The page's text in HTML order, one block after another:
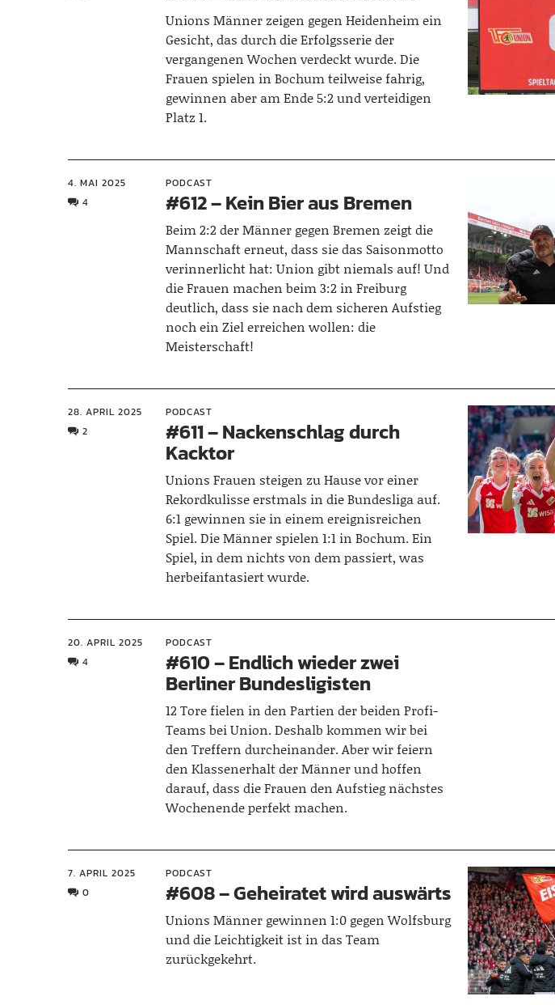
Unions Männer zeigen gegen Heidenheim ein
Gesicht, das durch die Erfolgsserie der
vergangenen Wochen verdeckt wurde. Die
Frauen spielen in Bochum teilweise fahrig,
gewinnen aber am Ende 5:2 und verteidigen
Platz 1.
4. MAI 2025
4
PODCAST
#612 – Kein Bier aus Bremen
Beim 2:2 der Männer gegen Bremen zeigt die
Mannschaft erneut, dass sie das Saisonmotto
verinnerlicht hat: Union gibt niemals auf! Und
die Frauen machen beim 3:2 in Freiburg
deutlich, dass sie nach dem sicheren Aufstieg
noch ein Ziel erreichen wollen: die
Meisterschaft!
28. APRIL 2025
2
PODCAST
#611 – Nackenschlag durch
Kacktor
Unions Frauen steigen zu Hause vor einer
Rekordkulisse erstmals in die Bundesliga auf.
6:1 gewinnen sie in einem ereignisreichen
Spiel. Die Männer spielen 1:1 in Bochum. Ein
Spiel, in dem nichts von dem passiert, was
herbeifantasiert wurde.
20. APRIL 2025
4
PODCAST
#610 – Endlich wieder zwei
Berliner Bundesligisten
12 Tore fielen in den Partien der beiden Profi-
Teams bei Union. Deshalb kommen wir bei
den Treffern durcheinander. Aber wir feiern
den Klassenerhalt der Männer und hoffen
darauf, dass die Frauen den Aufstieg nächstes
Wochenende perfekt machen.
7. APRIL 2025
0
PODCAST
#608 – Geheiratet wird auswärts
Unions Männer gewinnen 1:0 gegen Wolfsburg
und die Leichtigkeit ist in das Team
zurückgekehrt.